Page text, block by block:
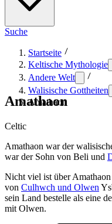
Suche
Startseite
Keltische Mythologie
Andere Welt
Walisische Gottheiten
Amathaon
Amathaon
Celtic
Amathaon war der
war der Sohn von Beli und
Nicht viel ist über
von Culhwch und Olwen
sein Land bestelle als eine
mit Olwen.